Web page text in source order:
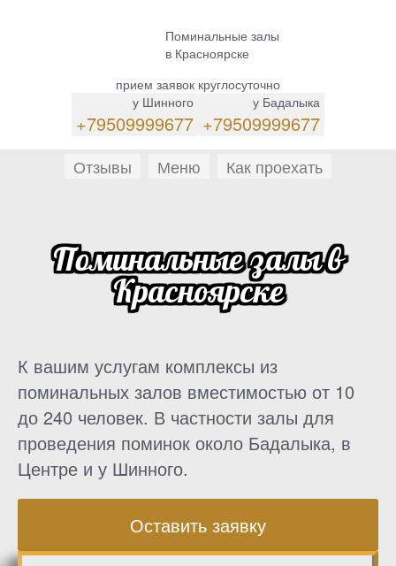
Поминальные залы
в Красноярске
прием заявок круглосуточно
у Шинного
+79509999677
у Бадалыка
+79509999677
Отзывы Меню Как проехать
Поминальные залы в
Красноярске
К вашим услугам комплексы из
поминальных залов вместимостью от 10
до 240 человек. В частности залы для
проведения поминок около Бадалыка, в
Центре и у Шинного.
Оставить заявку